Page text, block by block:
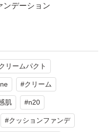
ンデーション
お譲りさせてください。
リームパクト
#クリーム
肌 #n20
#クッションファンデ